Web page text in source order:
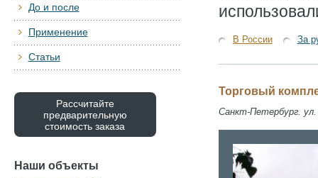
В России За
Торговый
Санкт-Петербург.
До и после
Применение
Статьи
Рассчитайте
предварительную
стоимость заказа
Наши объекты